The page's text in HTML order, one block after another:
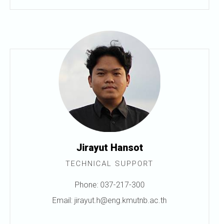
Jirayut Hansot
TECHNICAL SUPPORT
Phone: 037-217-300
Email: jirayut.h@eng.kmutnb.ac.th